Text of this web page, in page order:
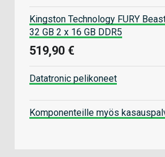
Kingston Technology FURY
32 GB 2 x 16 GB DDR5
519,90 €
Datatronic pelikoneet
Komponenteille myös